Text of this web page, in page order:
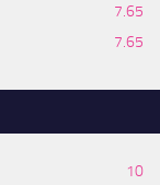
7.65
7.65
10